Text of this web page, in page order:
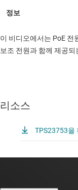
이 비디오에서는 PoE 전
보조 전원과 함께 제공
리소스
TPS23753을